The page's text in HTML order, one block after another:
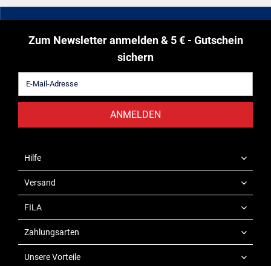
Zum Newsletter anmelden & 5 € - Gutschein
sichern
ANMELDEN
Hilfe
Versand
FILA
Zahlungsarten
Unsere Vorteile